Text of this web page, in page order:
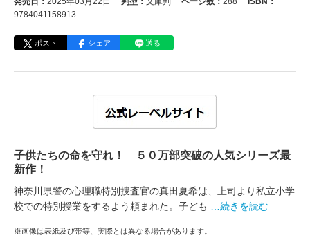
9784041158913
ポスト シェア 送る
子供たちの命を守れ！ ５０万部突破の人気シリーズ最
新作！
神奈川県警の心理職特別捜査官の真田夏希は、上司より私立小学
校での特別授業をするよう頼まれた。子ども
…続きを読む
※画像は表紙及び帯等、実際とは異なる場合があります。